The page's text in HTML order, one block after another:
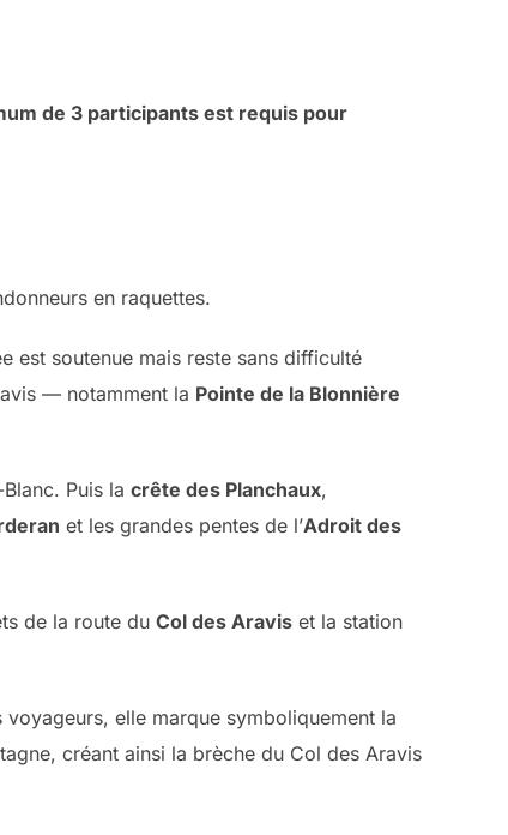
de 3 participants est requis pour
en raquettes.
est soutenue mais reste sans difficulté
— notamment la Pointe de la Blonnière
Puis la crête des Planchaux,
et les grandes pentes de l’Adroit des
de la route du Col des Aravis et la station
voyageurs, elle marque symboliquement la
créant ainsi la brèche du Col des Aravis